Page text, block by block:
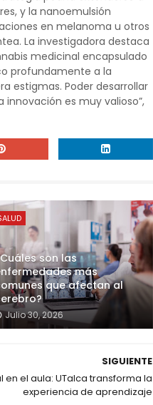
y la nanoemulsión
en melanoma u otros
La investigadora destaca
medicinal encapsulado
profundamente a la
estigmas. Poder desarrollar
es muy valioso”,
son las
más
que afectan al
Julio 30, 2026
SIGUIENTE
en el aula: UTalca transforma la
experiencia de aprendizaje